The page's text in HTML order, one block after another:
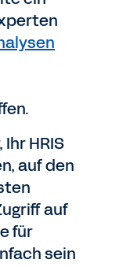
HRIS
auf den
auf
für
sein